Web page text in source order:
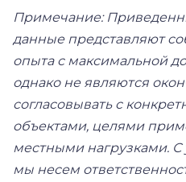
Примечание:
данные представляют
опыта с максимальной
однако не являются
согласовывать с
объектами, целями
местными нагрузками. С
мы несем